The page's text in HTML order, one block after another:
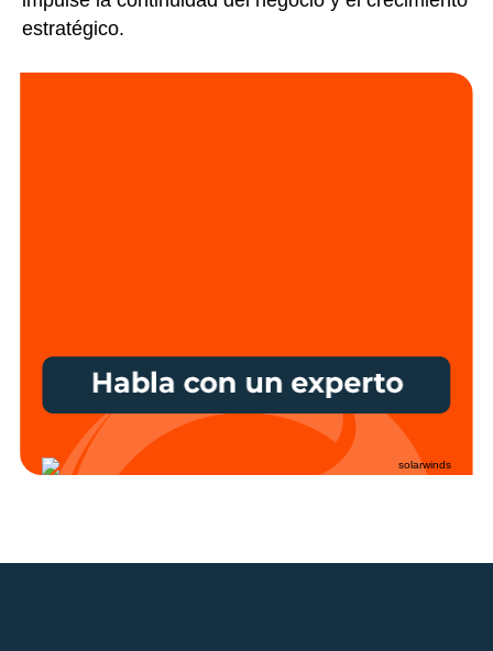
estratégico.